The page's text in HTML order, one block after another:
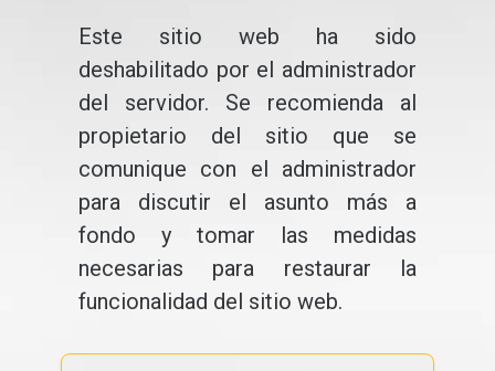
Este sitio web ha sido
deshabilitado por el administrador
del servidor. Se recomienda al
propietario del sitio que se
comunique con el administrador
para discutir el asunto más a
fondo y tomar las medidas
necesarias para restaurar la
funcionalidad del sitio web.